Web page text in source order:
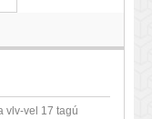
vlv-vel 17 tagú